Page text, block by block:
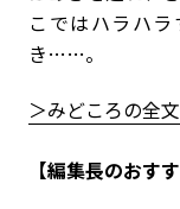
こではハラハ
き……。
＞みどころの全
【編集長のおす